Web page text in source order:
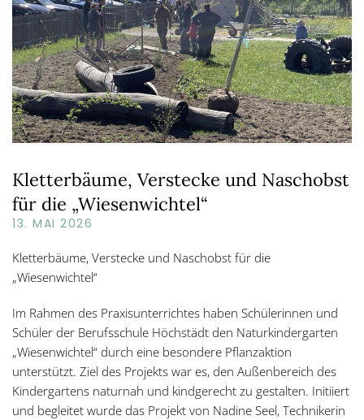
Kletterbäume, Verstecke und Naschobst
für die „Wiesenwichtel“
13. MAI 2026
Kletterbäume, Verstecke und Naschobst für die
„Wiesenwichtel“
Im Rahmen des Praxisunterrichtes haben Schülerinnen und
Schüler der Berufsschule Höchstädt den Naturkindergarten
„Wiesenwichtel“ durch eine besondere Pflanzaktion
unterstützt. Ziel des Projekts war es, den Außenbereich des
Kindergartens naturnah und kindgerecht zu gestalten. Initiiert
und begleitet wurde das Projekt von Nadine Seel, Technikerin